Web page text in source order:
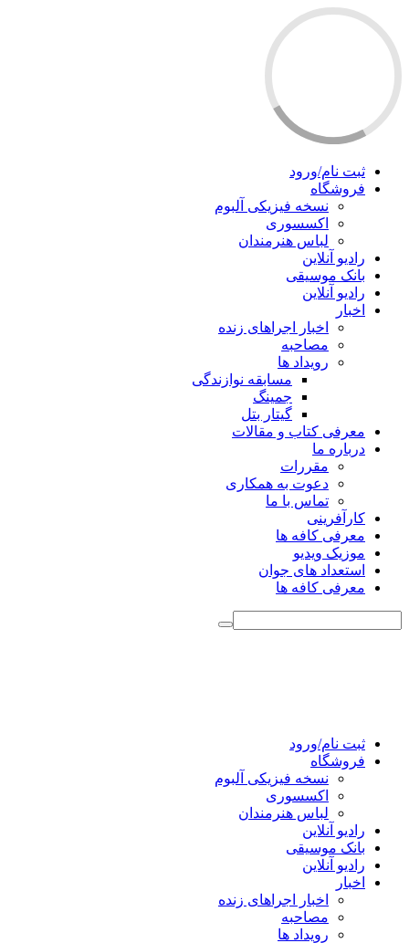
ثبت نام/ورود
فروشگاه
نسخه فیزیکی آلبوم
اکسسوری
لباس هنرمندان
رادیو آنلاین
بانک موسیقی
رادیو آنلاین
اخبار
اخبار اجراهای زنده
مصاحبه
رویداد ها
مسابقه نوازندگی
جمینگ
گیتار بتل
معرفی کتاب و مقالات
درباره ما
مقررات
دعوت به همکاری
تماس با ما
کارآفرینی
معرفی کافه ها
موزیک ویدیو
استعداد های جوان
معرفی کافه ها
ثبت نام/ورود
فروشگاه
نسخه فیزیکی آلبوم
اکسسوری
لباس هنرمندان
رادیو آنلاین
بانک موسیقی
رادیو آنلاین
اخبار
اخبار اجراهای زنده
مصاحبه
رویداد ها